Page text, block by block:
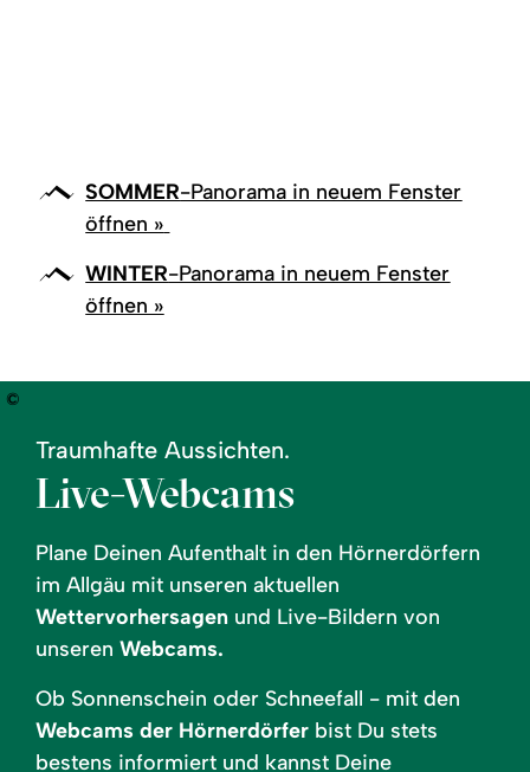
SOMMER-Panorama in neuem Fenster
öffnen »
WINTER-Panorama in neuem Fenster
öffnen »
©
Traumhafte Aussichten.
Live-Webcams
Plane Deinen Aufenthalt in den Hörnerdörfern
im Allgäu mit unseren aktuellen
Wettervorhersagen und Live-Bildern von
unseren Webcams.
Ob Sonnenschein oder Schneefall - mit den
Webcams der Hörnerdörfer bist Du stets
bestens informiert und kannst Deine